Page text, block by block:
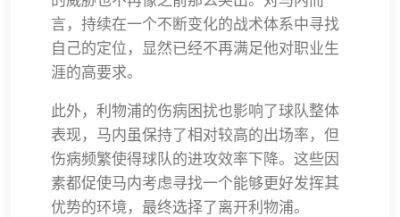
言，持续在一个不断变化的战术体系中寻找
自己的定位，显然已经不再满足他对职业生
涯的高要求。
此外，利物浦的伤病困扰也影响了球队整体
表现，马内虽保持了相对较高的出场率，但
伤病频繁使得球队的进攻效率下降。这些因
素都促使马内考虑寻找一个能够更好发挥其
优势的环境，最终选择了离开利物浦。